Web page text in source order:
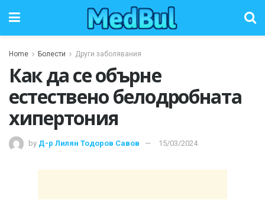
Home Болести Други заболявания
Как да се обърне
естествено белодробната
хипертония
by Д-р Лилян Тодоров Савов 15/03/2024